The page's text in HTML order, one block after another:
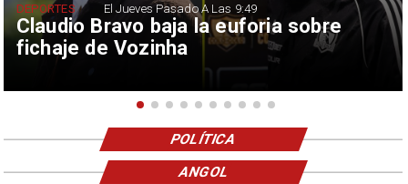
Claudio Bravo baja la euforia sobre
fichaje de Vozinha
DEPORTES El Jueves Pasado A Las 9:49
POLÍTICA
ANGOL